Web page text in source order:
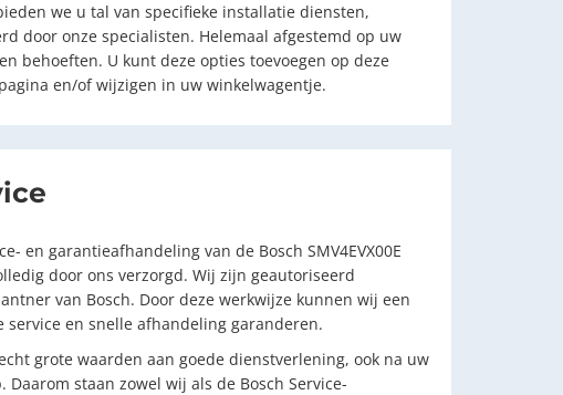
we u tal van specifieke installatie diensten,
door onze specialisten. Helemaal afgestemd op uw
behoeften. U kunt deze opties toevoegen op deze
en/of wijzigen in uw winkelwagentje.
en garantieafhandeling van de Bosch SMV4EVX00E
door ons verzorgd. Wij zijn geautoriseerd
van Bosch. Door deze werkwijze kunnen wij een
service en snelle afhandeling garanderen.
grote waarden aan goede dienstverlening, ook na uw
Daarom staan zowel wij als de Bosch Service-